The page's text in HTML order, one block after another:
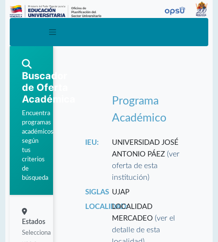
Buscador
de Oferta
Académica
Encuentra
programas
académicos
según
tus
criterios
de
búsqueda
Estados
Selecciona
Programa
Académico
IEU:
UNIVERSIDAD JOSÉ
ANTONIO PÁEZ(ver
oferta de esta
institución)
SIGLAS UJAP
LOCALIDAD:LOCALIDAD
MERCADEO(ver el
detalle de esta